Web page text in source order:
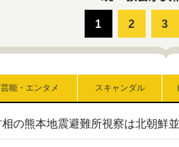
芸能・エンタメ スキャンダル